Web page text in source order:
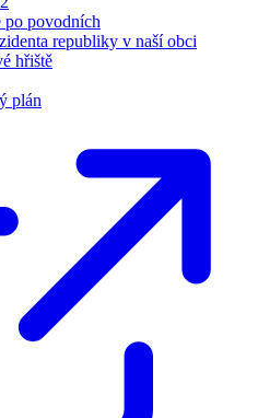
po povodních
republiky v naší obci
hřiště
plán